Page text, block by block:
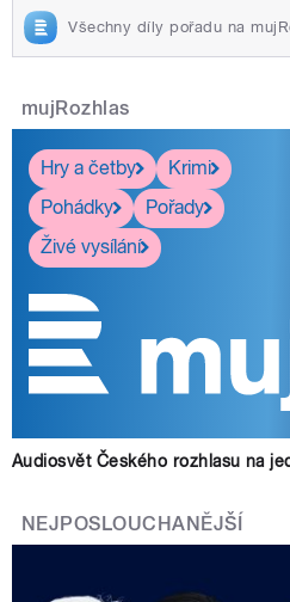
Všechny díly pořadu na
mujRozhlas
Hry a četby
Krimi
Pohádky
Pořady
Živé vysílání
Audiosvět Českého rozhlasu na
NEJPOSLOUCHANĚJŠÍ